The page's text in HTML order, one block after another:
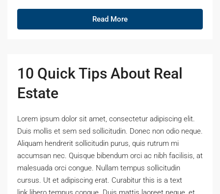
Read More
10 Quick Tips About Real
Estate
Lorem ipsum dolor sit amet, consectetur adipiscing elit.
Duis mollis et sem sed sollicitudin. Donec non odio neque.
Aliquam hendrerit sollicitudin purus, quis rutrum mi
accumsan nec. Quisque bibendum orci ac nibh facilisis, at
malesuada orci congue. Nullam tempus sollicitudin
cursus. Ut et adipiscing erat. Curabitur this is a text